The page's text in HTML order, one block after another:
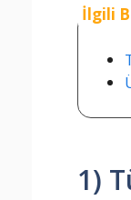
İlgili
1)